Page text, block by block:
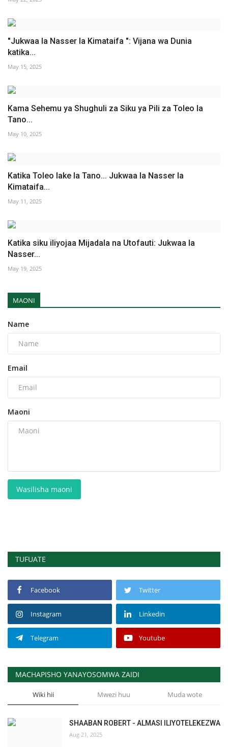
"Jukwaa la Nasser la Kimataifa ": Vijana wa Dunia
katika...
May 15, 2025
Kama Sehemu ya Shughuli za Siku ya Pili za Toleo la
Tano...
May 10, 2025
Katika Toleo lake la Tano... Jukwaa la Nasser la
Kimataifa...
May 11, 2025
Katika siku iliyojaa Mijadala na Utofauti: Jukwaa la
Nasser...
May 19, 2025
MAONI
Name
Email
Maoni
Wasilisha maoni
TUFUATE
Facebook Twitter
Instagram Linkedin
Telegram Youtube
MACHAPISHO YANAYOSOMWA ZAIDI
Wiki hii Mwezi huu Muda wote
SHAABAN ROBERT - ALMASI ILIYOTELEKEZWA
Aug 21, 2025